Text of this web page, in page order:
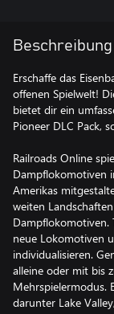
Beschreibung
Erschaffe das
offenen Spielwelt!
bietet dir ein
Pioneer DLC Pack,
Railroads Online
Dampflokomotiven
Amerikas
weiten
Dampflokomotiven.
neue Lokomotiven
individualisieren.
alleine oder mit bis
Mehrspielermodus.
darunter Lake